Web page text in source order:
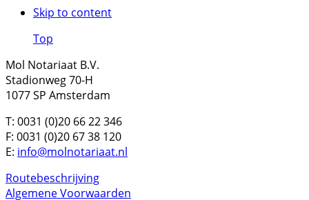
Skip to content
Top
Mol Notariaat B.V.
Stadionweg 70-H
1077 SP Amsterdam
T: 0031 (0)20 66 22 346
F: 0031 (0)20 67 38 120
E: info@molnotariaat.nl
Routebeschrijving
Algemene Voorwaarden